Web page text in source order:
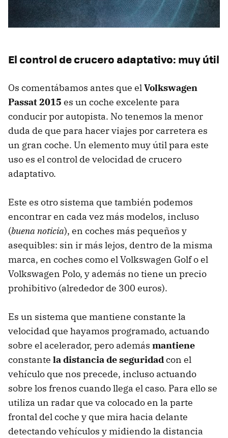
El control de crucero adaptativo: muy útil
Os comentábamos antes que elVolkswagen
Passat 2015 es un coche excelente para
conducir por autopista. No tenemos la menor
duda de que para hacer viajes por carretera es
un gran coche. Un elemento muy útil para este
uso es el control de velocidad de crucero
adaptativo.
Este es otro sistema que también podemos
encontrar en cada vez más modelos, incluso
(buena noticia), en coches más pequeños y
asequibles: sin ir más lejos, dentro de la misma
marca, en coches como el Volkswagen Golf o el
Volkswagen Polo, y además no tiene un precio
prohibitivo (alrededor de 300 euros).
Es un sistema que mantiene constante la
velocidad que hayamos programado, actuando
sobre el acelerador, pero además mantiene
constante la distancia de seguridadcon el
vehículo que nos precede, incluso actuando
sobre los frenos cuando llega el caso. Para ello se
utiliza un radar que va colocado en la parte
frontal del coche y que mira hacia delante
detectando vehículos y midiendo la distancia